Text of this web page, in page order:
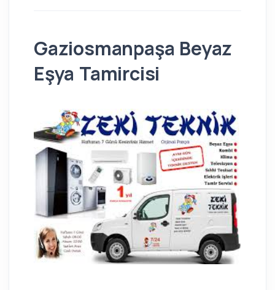
Gaziosmanpaşa Beyaz
Eşya Tamircisi